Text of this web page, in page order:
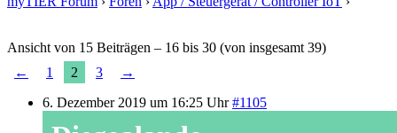
Ansicht von 15 Beiträgen – 16 bis 30 (von insgesamt 39)
←
1 2 3
→
6. Dezember 2019 um 16:25 Uhr #1105